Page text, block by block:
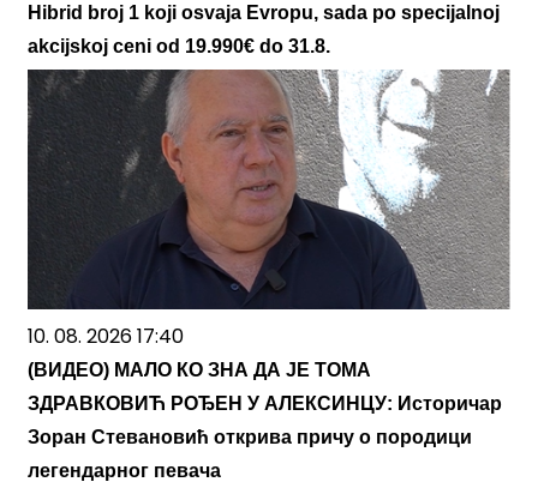
Hibrid broj 1 koji osvaja Evropu, sada po specijalnoj
akcijskoj ceni od 19.990€ do 31.8.
10. 08. 2026 17:40
(ВИДЕО) МАЛО КО ЗНА ДА ЈЕ ТОМА
ЗДРАВКОВИЋ РОЂЕН У АЛЕКСИНЦУ: Историчар
Зоран Стевановић открива причу о породици
легендарног певача